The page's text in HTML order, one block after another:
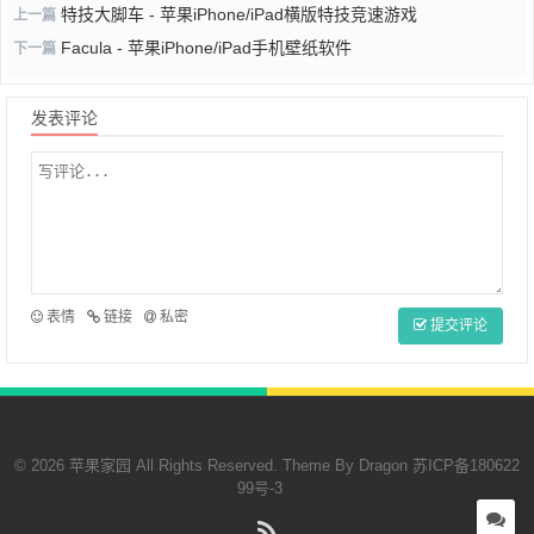
上一篇 特技大脚车 - 苹果iPhone/iPad横版特技竞速游戏
下一篇 Facula - 苹果iPhone/iPad手机壁纸软件
发表评论
表情 链接 私密 提交评论
© 2026 苹果家园 All Rights Reserved. Theme By Dragon 苏ICP备180622
99号-3